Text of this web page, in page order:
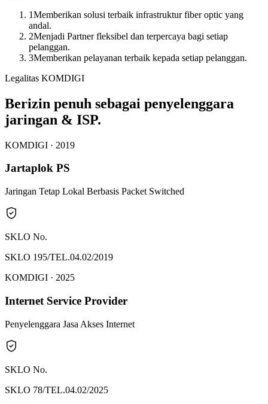
1Memberikan solusi terbaik infrastruktur fiber optic yang
andal.
2Menjadi Partner fleksibel dan terpercaya bagi setiap
pelanggan.
3Memberikan pelayanan terbaik kepada setiap pelanggan.
Legalitas KOMDIGI
Berizin penuh sebagai penyelenggara
jaringan & ISP.
KOMDIGI · 2019
Jartaplok PS
Jaringan Tetap Lokal Berbasis Packet Switched
SKLO No.
SKLO 195/TEL.04.02/2019
KOMDIGI · 2025
Internet Service Provider
Penyelenggara Jasa Akses Internet
SKLO No.
SKLO 78/TEL.04.02/2025